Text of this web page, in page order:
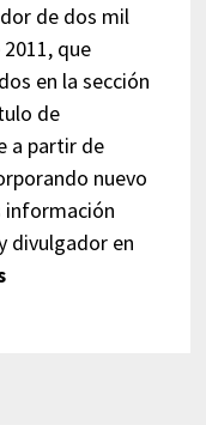
de dos mil
que
en la sección
de
a partir de
nuevo
información
divulgador en